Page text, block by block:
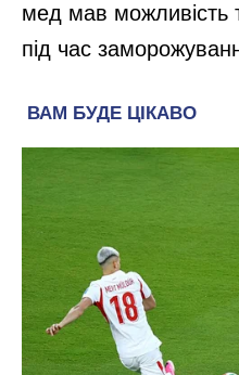
мед мав можливість
під час